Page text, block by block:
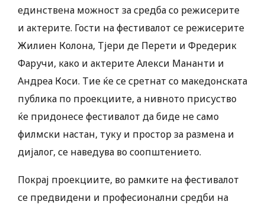
единствена можност за средба со режисерите
и актерите. Гости на фестивалот се режисерите
Жилиен Колона, Тјери де Перети и Фредерик
Фаручи, како и актерите Алекси Мананти и
Андреа Коси. Тие ќе се сретнат со македонската
публика по проекциите, а нивното присуство
ќе придонесе фестивалот да биде не само
филмски настан, туку и простор за размена и
дијалог, се наведува во соопштението.
Покрај проекциите, во рамките на фестивалот
се предвидени и професионални средби на